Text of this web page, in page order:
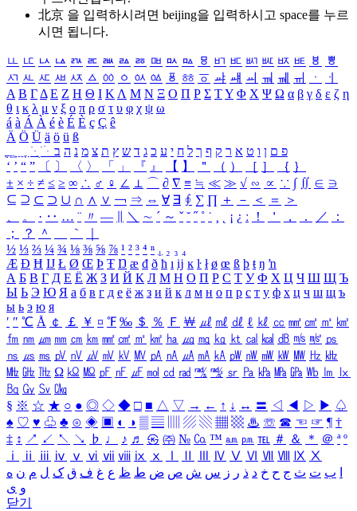
北京 을 입력하시려면 beijing을 입력하시고 space를 누르
시면 됩니다.
ㅥ ㅦ ㅧ ㅨ ㅩ ㅪ ㅫ ㅬ ㅭ ㅮ ㅯ ㅰ ㅱ ㅲ ㅳ ㅴ ㅵ ㅶ ㅷ ㅸ
ㅹ
ㅺ ㅻ ㅼ ㅽ ㅾ ㅿ ㆀ ㆁ ㆂ ㆃ ㆄ ㆅ ㆆ ㆇ ㆈ ㆉ ㆊ ㆋ ㆌ ㆍ
ㆎ
Α Β ΓΔ Ε Ζ Η Θ Ι ΚΛ Μ Ν Ξ Ο Π Ρ Σ ΤΥ Φ Χ Ψ Ω α β γ δ ε ζ η
θ ι κ λ μ ν ξ ο π ρ σ τ υ φ χ ψ ω
á à Á À é è É È ç Ç ê
Ä Ö Ü ä ö ü ß
ִֶֹ ֻּ ׁׂ פ ם ן ו ט א ר ק ף ך ל ח י ע כ ג ד ש ץ ת צ מ נ ה ב
‘ ’ “ ” 〔 〕 〈 〉 「 」 『 』 【 】 ＂ （ ） ［ ］ ｛ ｝
± × ÷ ≠ ≤ ≥ ∞ ∴ ♂ ♀ ∠ ⊥ ⌒ ∂ ∇ ≡ ≒ ≪ ≫ √ ∽ ∝ ∵ ∫ ∬ ∈ ∋
⊆ ⊇ ⊂ ⊃ ∪ ∩ ∧ ∨ ￢ ⇒ ⇔ ∀ ∃ ∮ ∑ ∏ ＋ － ＜ ＝
＞
、
。 · ‥ … ¨ 〃 ― ＼ ∼ ´ ～ ˇ ˘ ˝ ˚ ˙ ¸ ¡ ¿ ː ！ ＇ ， ． ／
：
；
？ ＾ ｀
½ ⅓ ⅔ ¼ ¾ ⅛ ⅜ ⅝ ⅞ ¹ ² ³ ⁴ ⁿ ₁ ₂ ₃ ₄
Æ Ð Ħ Ĳ Ł Ø Œ Þ Ŧ Ŋ æ đ ð ħ ı ĳ ĸ ŀ ł ø œ ß þ ŧ ŋ ŉ
А Б В Г Д Е Ё Ж З И Й К Л М Н О П Р С Т У Ф Х Ц Ч Ш Щ Ъ
Ы Ь Э Ю Я а б в г д е ё ж з и й к л м н о п р с т у ф х ц ч ш щ ъ
ы ь э ю я
′ ″ ℃ Å ￠ ￡ ￥ ¤ ℉ ‰ ＄ ％ Ｆ ￦ ㎕ ㎖ ㎗ ℓ ㎘ ㏄ ㎣ ㎤ ㎥ ㎦
㎙ ㎚ ㎛ ㎜ ㎝ ㎞ ㎟ ㎠ ㎡ ㎢ ㏊ ㎍ ㎎ ㎏ ㏏ ㎈ ㎉ ㏈ ㎧ ㎨ ㎰
㎱ ㎲ ㎳ ㎴ ㎵ ㎶ ㎷ ㎸ ㎹ ㎀ ㎁ ㎂ ㎃ ㎄ ㎺ ㎻ ㎽ ㎾ ㎿ ㎐ ㎑
㎒ ㎓ ㎔ Ω ㏀ ㏁ ㎊ ㎋ ㎌ ㏖ ㏅ ㎭ ㎮ ㎯ ㏛ ㎩ ㎪ ㎫ ㎬ ㏝ ㏐
㏓
㏃ ㏉ ㏜ ㏆
§ ※ ☆ ★ ○ ● ◎ ◇ ◆ □ ■ △ ▽ → ← ↑ ↓ ↔ 〓 ◁ ◀ ▷ ▶ ♤
♠ ♡ ♥ ♧ ♣ ⊙ ◈ ▣ ◐ ◑ ▒ ▤ ▨ ▧ ▦ ▩ ♨ ☏ ☎ ☜ ☞ ¶ †
‡ ↕ ↗ ↙ ↖ ↘ ♭ ♩ ♪ ♬ ㉿ ㈜ № ㏇ ™ ㏂ ㏘ ℡ ＃ ＆ ＊ ＠ ª º
ⅰ
ⅱ ⅲ ⅳ ⅴ ⅵ ⅶ ⅷ ⅸ ⅹ Ⅳ Ⅴ Ⅵ Ⅶ Ⅷ Ⅸ Ⅹ
ب ت ث ج ح خ د ذ ر ز س ش ص ض ط ظ ع غ ف ق ک ل م ن ه
و ی
닫기